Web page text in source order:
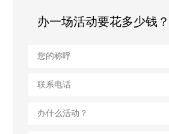
办一场活动要花多少钱？